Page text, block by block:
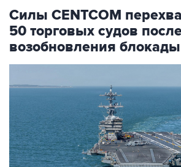
Силы CENTCOM
50 торговых судов
возобновления